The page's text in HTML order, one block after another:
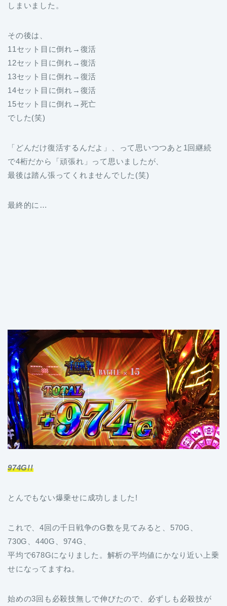
しまいました。
その後は、
11セット目に倒れ→復活
12セット目に倒れ→復活
13セット目に倒れ→復活
14セット目に倒れ→復活
15セット目に倒れ→死亡
でした(笑)
「どんだけ復活するんだよ」、って思いつつあと1回継続
で4桁だから「頑張れ」って思いましたが、
最後は踏ん張ってくれませんでした(笑)
最終的に…
974G!!
とんでもない爆乗せに成功しました!
これで、4回の千日戦争のG数を見てみると、570G、
730G、440G、974G、
平均で678Gになりました。解析の平均値にかなり近い上乗
せになってますね。
始めの3回も必殺技無しで伸びたので、必ずしも必殺技が